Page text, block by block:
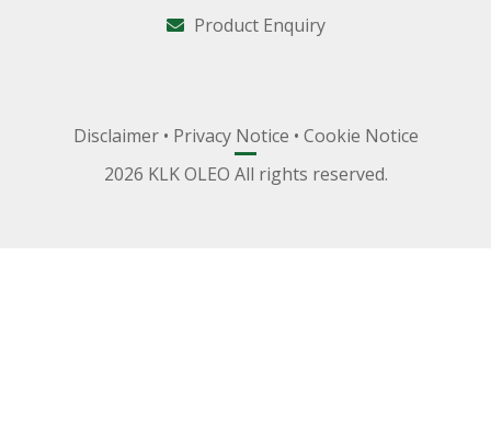
Product Enquiry
Disclaimer• Privacy Notice • Cookie Notice
2026 KLK OLEO All rights reserved.